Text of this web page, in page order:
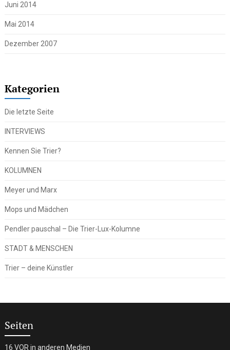
Juni 2014
Mai 2014
Dezember 2007
Kategorien
Die letzte Seite
INTERVIEWS
Kennen Sie Trier?
KOLUMNEN
Meyer und Marx
Mops und Mädchen
Pendler pauschal – Die Trier-Lux-Kolumne
STADT & MENSCHEN
Trier – deine Künstler
Seiten
16 VOR in anderen Medien